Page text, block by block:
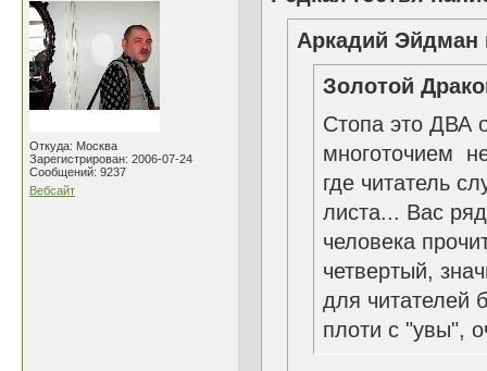
Откуда: Москва
Зарегистрирован: 2006-07-24
Сообщений: 9237
Вебсайт
Аркадий Эйдман
Золотой
Стопа это ДВА
многоточием
где читатель
листа... Вас
человека
четвертый,
для читателей
плоти с "увы",